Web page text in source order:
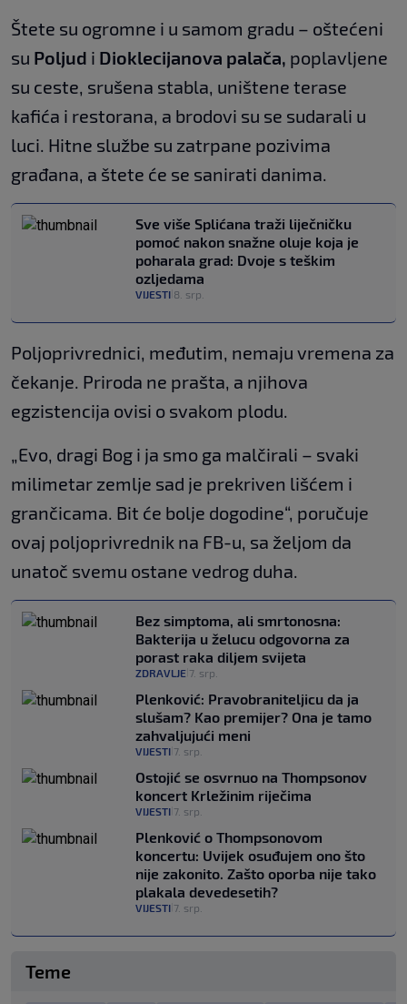
Štete su ogromne i u samom gradu – oštećeni
su Poljud i Dioklecijanova palača, poplavljene
su ceste, srušena stabla, uništene terase
kafića i restorana, a brodovi su se sudarali u
luci. Hitne službe su zatrpane pozivima
građana, a štete će se sanirati danima.
Sve više Splićana traži liječničku
pomoć nakon snažne oluje koja je
poharala grad: Dvoje s teškim
ozljedama
VIJESTI 8. srp.
Poljoprivrednici, međutim, nemaju vremena za
čekanje. Priroda ne prašta, a njihova
egzistencija ovisi o svakom plodu.
„Evo, dragi Bog i ja smo ga malčirali – svaki
milimetar zemlje sad je prekriven lišćem i
grančicama. Bit će bolje dogodine“, poručuje
ovaj poljoprivrednik na FB-u, sa željom da
unatoč svemu ostane vedrog duha.
Bez simptoma, ali smrtonosna:
Bakterija u želucu odgovorna za
porast raka diljem svijeta
ZDRAVLJE 7. srp.
Plenković: Pravobraniteljicu da ja
slušam? Kao premijer? Ona je tamo
zahvaljujući meni
VIJESTI 7. srp.
Ostojić se osvrnuo na Thompsonov
koncert Krležinim riječima
VIJESTI 7. srp.
Plenković o Thompsonovom
koncertu: Uvijek osuđujem ono što
nije zakonito. Zašto oporba nije tako
plakala devedesetih?
VIJESTI 7. srp.
Teme